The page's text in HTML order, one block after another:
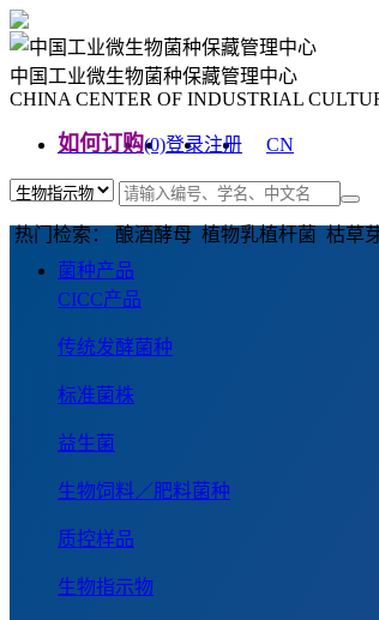
中国工业微生物菌种保藏管理中心
CHINA CENTER OF INDUSTRIAL
如何订购(0)登录注册
CN
热门检索： 酿酒酵母 植物乳植杆菌 枯草
菌种产品
CICC产品
传统发酵菌种
标准菌株
益生菌
生物饲料／肥料菌种
质控样品
生物指示物